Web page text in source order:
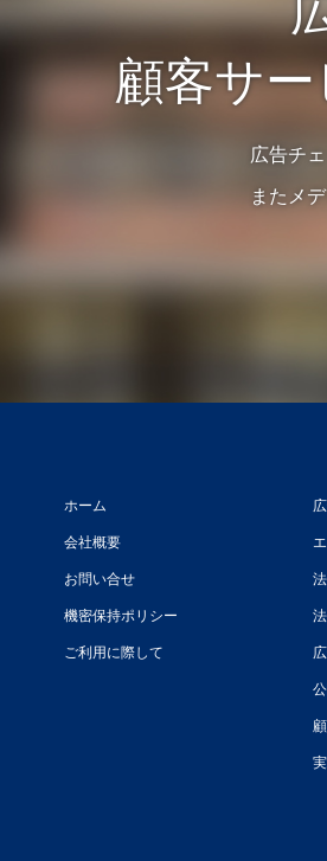
顧客サー
広告チ
またメ
ホーム
会社概要
お問い合せ
機密保持ポリシー
ご利用に際して